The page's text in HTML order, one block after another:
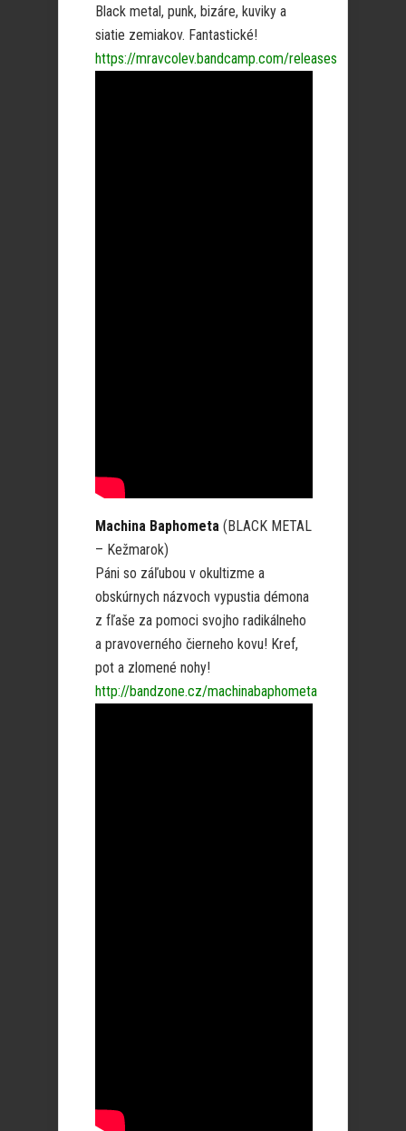
Black metal, punk, bizáre, kuviky a
siatie zemiakov. Fantastické!
https://mravcolev.bandcamp.com/releases
Machina Baphometa (BLACK METAL
– Kežmarok)
Páni so záľubou v okultizme a
obskúrnych názvoch vypustia démona
z fľaše za pomoci svojho radikálneho
a pravoverného čierneho kovu! Kref,
pot a zlomené nohy!
http://bandzone.cz/machinabaphometa